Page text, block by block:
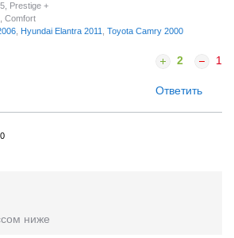
Prestige +
Comfort
Hyundai Elantra 2011 Toyota Camry 2000
2 1
Ответить
ниже